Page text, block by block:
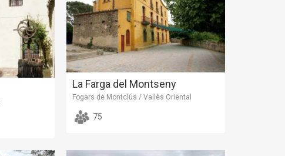
La Farga del Montseny
Fogars de Montclús / Vallès Oriental
75